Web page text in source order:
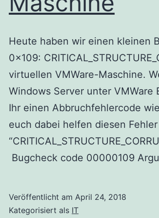
Heute haben wir einen kleinen
0x109:
virtuellen VMWare-Maschine.
Windows Server unter VMWare
Ihr einen Abbruchfehlercode
euch dabei helfen diesen
Bugcheck code 00000109
Veröffentlicht am April 24, 2018
Kategorisiert als IT